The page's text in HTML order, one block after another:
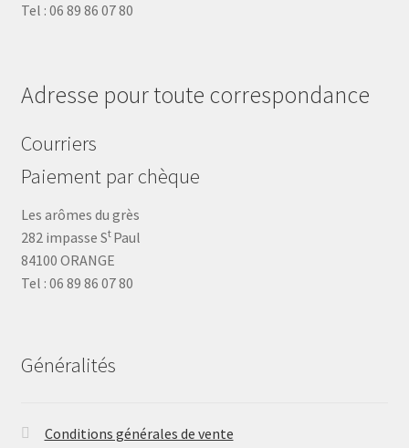
Tel : 06 89 86 07 80
Adresse pour toute correspondance
Courriers
Paiement par chèque
Les arômes du grès
282 impasse St Paul
84100 ORANGE
Tel : 06 89 86 07 80
Généralités
Conditions générales de vente